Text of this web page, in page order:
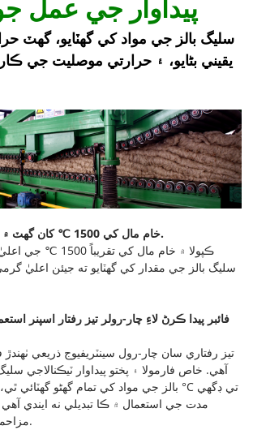
پيداوار جي عمل
سليگ بالز جي مواد کي گھٽايو، گھٽ
يقيني بڻايو، ۽ حرارتي موصليت جي
خام مال کي 1500 ℃ کان گهٽ ۾ مڪمل طور تي ڳاريو.
ڪپولا ۾ خام مال کي
سليگ بالز جي مقدار کي گهٽايو ته جيئن اعليٰ
فائبر پيدا ڪرڻ لاءِ چار-رولر تيز رفتار اسپنر
تيز رفتاري سان چار-رول سينٽريفيوج ذريعي
مدت جي استعمال ۾ ڪا تبديلي نه ايندي
مزاحمت ۾ اضافو ٿيندو آهي.